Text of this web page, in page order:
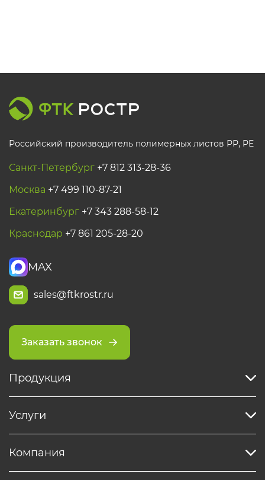
Российский производитель полимерных листов РР, PE
Санкт-Петербург +7 812 313-28-36
Москва +7 499 110-87-21
Екатеринбург +7 343 288-58-12
Краснодар +7 861 205-28-20
MAX
sales@ftkrostr.ru
Заказать звонок
Продукция
Услуги
Компания